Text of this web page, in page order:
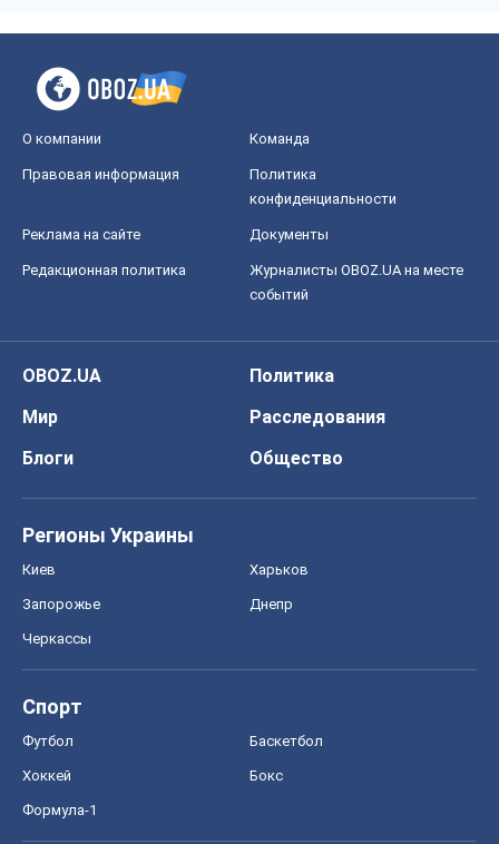
О компании Команда
Правовая информация
Политика
конфиденциальности
Реклама на сайте Документы
Редакционная политика
Журналисты OBOZ.UA на месте
событий
OBOZ.UA
Политика
Мир
Расследования
Блоги
Общество
Регионы Украины
Киев Харьков
Запорожье Днепр
Черкассы
Спорт
Футбол Баскетбол
Хоккей Бокс
Формула-1